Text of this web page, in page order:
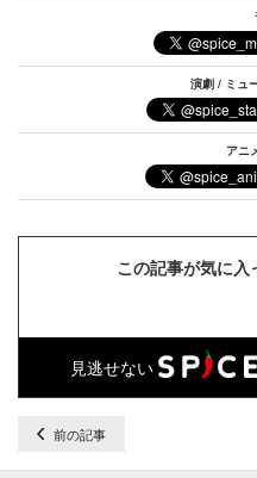
演劇 / ミュ
アニ
この記事が気に入
見逃せない
前の記事